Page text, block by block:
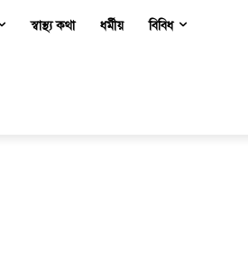
স্বাস্থ্য কথা ধর্মীয় বিবিধ